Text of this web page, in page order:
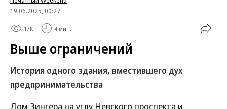
19.06.2025, 00:27
17K 4 мин.
Выше ограничений
История одного здания, вместившего дух
предпринимательства
Дом Зингера на углу Невского проспекта и